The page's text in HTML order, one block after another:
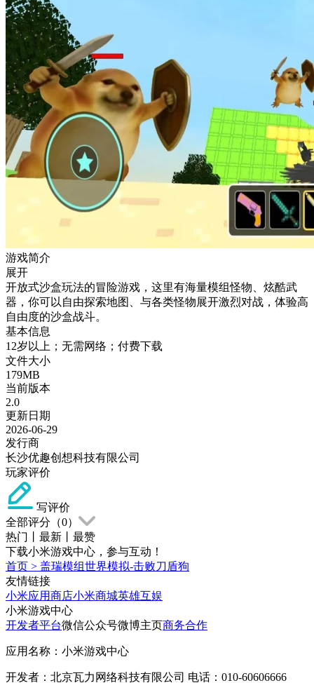
游戏简介
展开
开放式沙盒玩法的冒险游戏，这里有海量模组怪物、炫酷武
器，你可以自由探索地图、与各类怪物展开激烈对战，体验高
自由度的沙盒战斗。
基本信息
12岁以上；无需网络；付费下载
文件大小
179MB
当前版本
2.0
更新日期
2026-06-29
发行商
长沙优趣创想科技有限公司
玩家评价
写评价
全部评分（0）
热门
最新
最赞
下载小米游戏中心，参与互动！
首页 > 盖瑞模组世界模拟-击败刀盾狗
友情链接
小米应用商店小米商城英雄互娱
小米游戏中心
开发者平台微信公众号微博主页商务合作
应用名称：小米游戏中心
开发者：北京瓦力网络科技有限公司 电话：010-60606666